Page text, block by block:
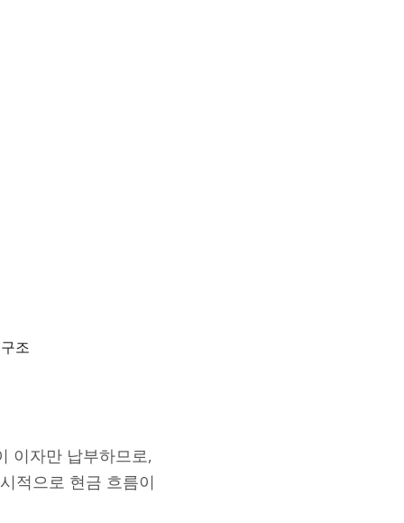
조
이자만 납부하므로,
적으로 현금 흐름이